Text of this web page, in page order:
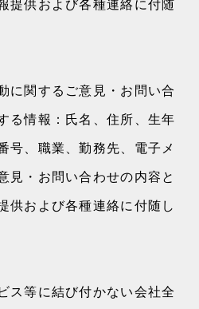
に関するご意見・お問い合
る情報：氏名、住所、生年
号、職業、勤務先、電子メ
見・お問い合わせの内容と
供および各種連絡に付随し
ス等に結び付かない会社全